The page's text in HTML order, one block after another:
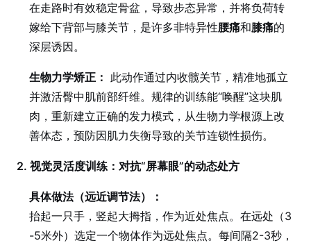
在走路时有效稳定骨盆，导致步态异常，并将负荷转
嫁给下背部与膝关节，是许多非特异性腰痛和膝痛的
深层诱因。
生物力学矫正： 此动作通过内收髋关节，精准地孤立
并激活臀中肌前部纤维。规律的训练能“唤醒”这块肌
肉，重新建立正确的发力模式，从生物力学根源上改
善体态，预防因肌力失衡导致的关节连锁性损伤。
2. 视觉灵活度训练：对抗“屏幕眼”的动态处方
具体做法（远近调节法）：
抬起一只手，竖起大拇指，作为近处焦点。在远处（3
-5米外）选定一个物体作为远处焦点。每间隔2-3秒，